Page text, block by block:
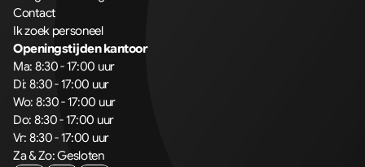
Contact
Ik zoek personeel
Openingstijden kantoor
Ma: 8:30 - 17:00 uur
Di: 8:30 - 17:00 uur
Wo: 8:30 - 17:00 uur
Do: 8:30 - 17:00 uur
Vr: 8:30 - 17:00 uur
Za & Zo: Gesloten